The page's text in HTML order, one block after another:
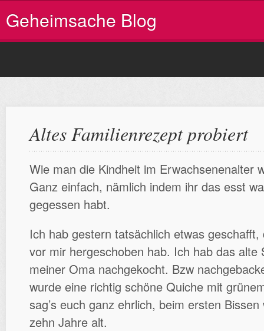
Geheimsache Blog
Altes Familienrezept probiert
Wie man die Kindheit im Erwachsenenalter
Ganz einfach, nämlich indem ihr das esst
gegessen habt.
Ich hab gestern tatsächlich etwas
vor mir hergeschoben hab. Ich hab das alte
meiner Oma nachgekocht. Bzw
wurde eine richtig schöne Quiche mit
sag’s euch ganz ehrlich, beim ersten
zehn Jahre alt.